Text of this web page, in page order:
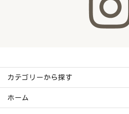
カテゴリーから探す
ホーム